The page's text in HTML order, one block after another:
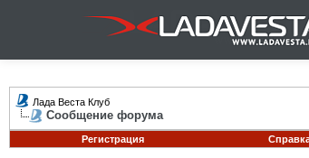
Лада Веста Клуб
Сообщение форума
Регистрация